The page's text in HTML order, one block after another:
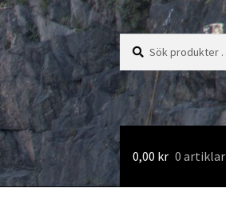
Sök
efter:
Sök
0,00 kr 0 artiklar